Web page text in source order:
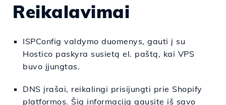
Reikalavimai
ISPConfig valdymo duomenys, gauti į su
Hostico paskyra susietą el. paštą, kai VPS
buvo įjungtas.
DNS įrašai, reikalingi prisijungti prie Shopify
platformos. Šią informaciją gausite iš savo